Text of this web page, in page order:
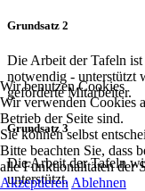
Grundsatz 2
Die Arbeit der Tafeln
notwendig - unterstützt
geförderte Mitarbeiter.
Grundsatz 3
Die Arbeit der Tafeln
unterstützt.
Wir benutzen Cookies
Wir verwenden Cookies
Betrieb der Seite sind.
Sie können selbst
Bitte beachten Sie, dass
alle Funktionalitäten der
Akzeptieren Ablehnen